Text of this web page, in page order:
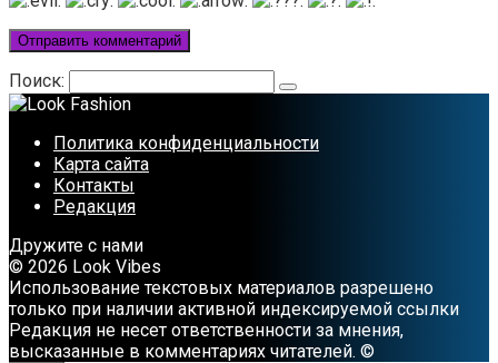
Поиск:
Политика конфиденциальности
Карта сайта
Контакты
Редакция
Дружите с нами
© 2026 Look Vibes
Использование текстовых материалов разрешено
только при наличии активной индексируемой ссылки
Редакция не несет ответственности за мнения,
высказанные в комментариях читателей. ©